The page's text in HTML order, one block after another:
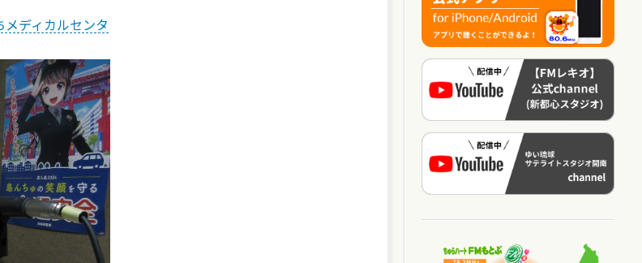
ディカルセンタ